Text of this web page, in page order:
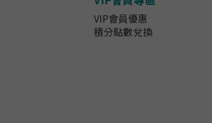
VIP會員優惠
積分點數兌換